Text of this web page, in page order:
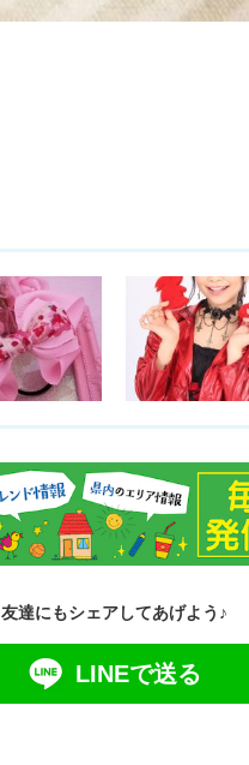
友達にもシェアしてあげよう♪
LINEで送る